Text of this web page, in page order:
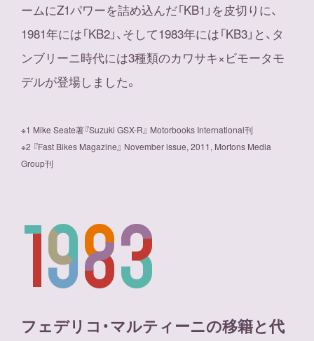
ームにZ1パワーを詰め込んだ「KB1」を皮切りに、
1981年には「KB2」、そして1983年には「KB3」と、タ
ンブリーニ時代には3種類のカワサキ×ビモータモ
デルが登場しました。
※1 Mike Seate著『Suzuki GSX-R』 Motorbooks International刊
※2 『Fast Bikes Magazine』 November issue, 2011, Mortons Media
Group刊
フェデリコ・マルティーニの移籍と代